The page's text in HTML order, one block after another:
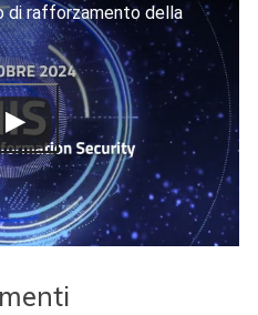
di rafforzamento della